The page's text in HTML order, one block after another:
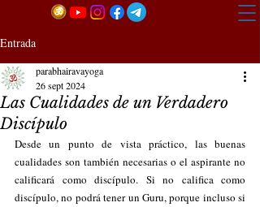
Entrada
Las Cualidades de un Verdadero
Discípulo
parabhairavayoga
26 sept 2024
Desde un punto de vista práctico, las buenas
cualidades son también necesarias o el aspirante no
calificará como discípulo. Si no califica como
discípulo, no podrá tener un Guru, porque incluso si